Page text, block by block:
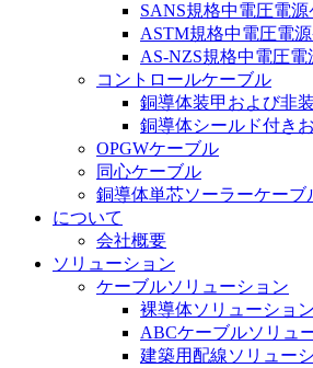
SANS規格中電圧電
ASTM規格中電圧電
AS-NZS規格中電圧
コントロールケーブル
銅導体装甲および非
銅導体シールド付き
OPGWケーブル
同心ケーブル
銅導体単芯ソーラーケーブ
について
会社概要
ソリューション
ケーブルソリューション
裸導体ソリューション
ABCケーブルソリュ
建築用配線ソリュー